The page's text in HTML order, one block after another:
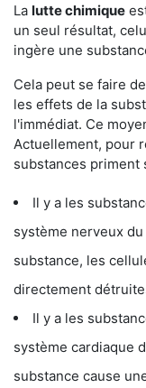
La lutte chimique
un seul résultat,
ingère une
Cela peut se faire
les effets de la
l'immédiat. Ce
Actuellement, pour
substances priment
Il y a les
système nerveux
substance, les
directement
Il y a les
système cardiaque
substance cause